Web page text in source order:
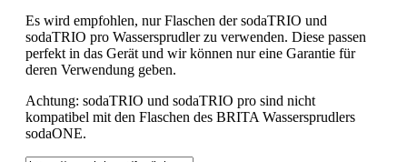
Es wird empfohlen, nur Flaschen der sodaTRIO und
sodaTRIO pro Wassersprudler zu verwenden. Diese passen
perfekt in das Gerät und wir können nur eine Garantie für
deren Verwendung geben.
Achtung: sodaTRIO und sodaTRIO pro sind nicht
kompatibel mit den Flaschen des BRITA Wassersprudlers
sodaONE.